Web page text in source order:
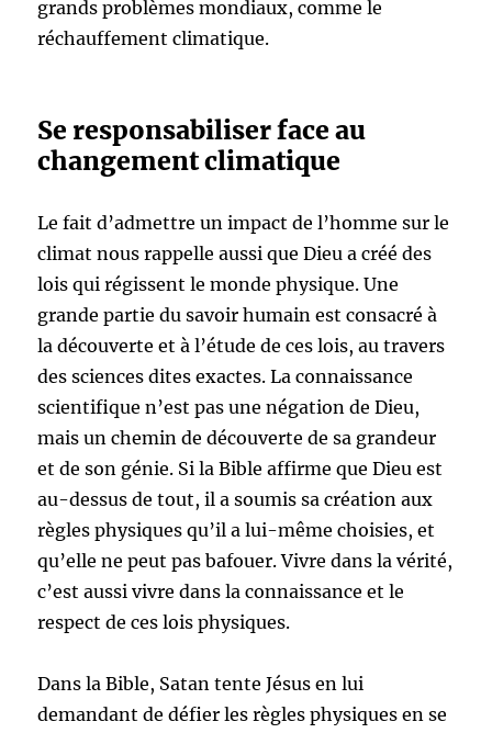
grands problèmes mondiaux, comme le
réchauffement climatique.
Se responsabiliser face au
changement climatique
Le fait d’admettre un impact de l’homme sur le
climat nous rappelle aussi que Dieu a créé des
lois qui régissent le monde physique. Une
grande partie du savoir humain est consacré à
la découverte et à l’étude de ces lois, au travers
des sciences dites exactes. La connaissance
scientifique n’est pas une négation de Dieu,
mais un chemin de découverte de sa grandeur
et de son génie. Si la Bible affirme que Dieu est
au-dessus de tout, il a soumis sa création aux
règles physiques qu’il a lui-même choisies, et
qu’elle ne peut pas bafouer. Vivre dans la vérité,
c’est aussi vivre dans la connaissance et le
respect de ces lois physiques.
Dans la Bible, Satan tente Jésus en lui
demandant de défier les règles physiques en se